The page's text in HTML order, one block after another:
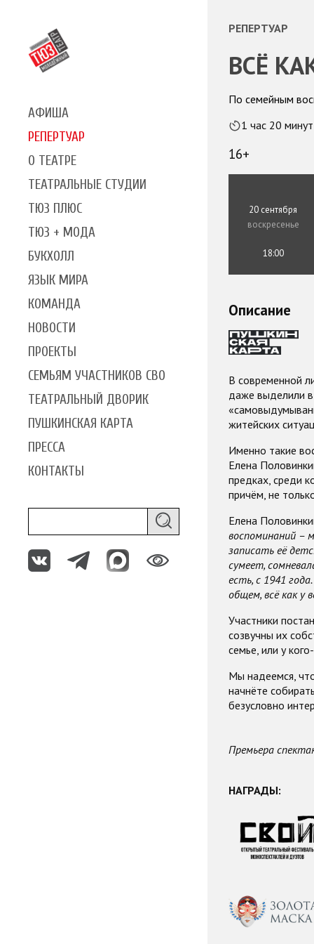
АФИША
РЕПЕРТУАР
О ТЕАТРЕ
ТЕАТРАЛЬНЫЕ СТУДИИ
ТЮЗ ПЛЮС
ТЮЗ + МОДА
БУКХОЛЛ
ЯЗЫК МИРА
КОМАНДА
НОВОСТИ
ПРОЕКТЫ
СЕМЬЯМ УЧАСТНИКОВ СВО
ТЕАТРАЛЬНЫЙ ДВОРИК
ПУШКИНСКАЯ КАРТА
ПРЕССА
КОНТАКТЫ
РЕПЕРТУАР
ВСЁ
По семейным
1 час 20 минут
16+
20 сентября
воскресенье
18:00
Описание
В современной
даже выделили
житейских
Именно такие
Елена
предках, среди
причём, не
Елена
воспоминаний –
записать её
сумеет,
есть, с 1941
общем, всё как у
Участники
созвучны их
семье, или у
Мы надеемся,
начнёте
безусловно
Премьера
НАГРАДЫ: